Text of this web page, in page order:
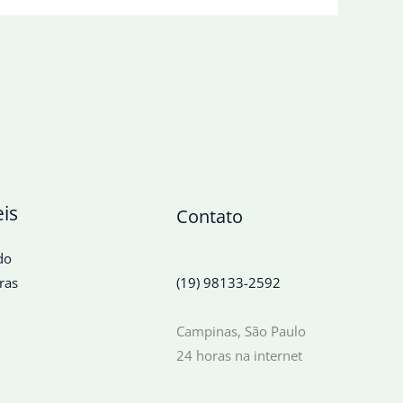
Contato
(19) 98133-2592
Campinas, São Paulo
24 horas na internet